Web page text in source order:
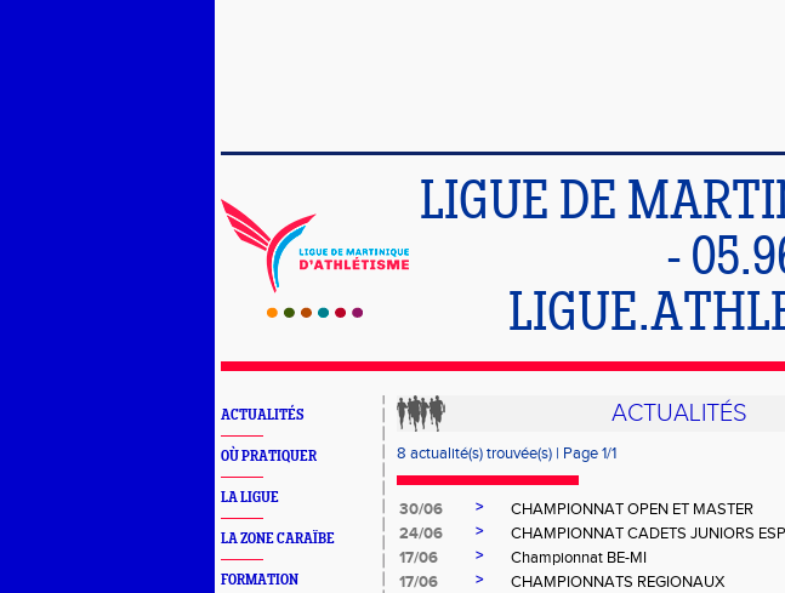
LIGUE DE
-
ACTUALITÉS
OÙ PRATIQUER
LA LIGUE
LA ZONE CARAÏBE
FORMATION
ACTUALITÉS
8 actualité(s) trouvée(s) | Page 1/1
30/06 >
CHAMPIONNAT OPEN ET MASTER
24/06
>
CHAMPIONNAT CADETS JUNIORS
17/06
>
Championnat BE-MI
17/06
>
CHAMPIONNATS REGIONAUX